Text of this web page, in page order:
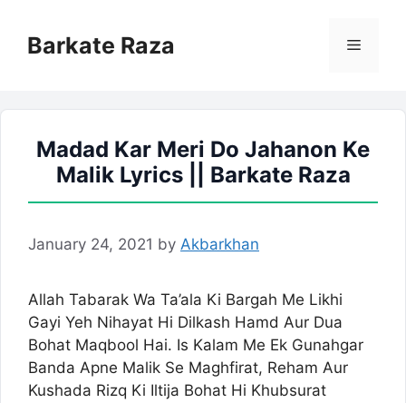
contentBarkate Raza Menu
Madad Kar Meri Do Jahanon Ke
Malik Lyrics || Barkate Raza
January 24, 2021 by Akbarkhan
Allah Tabarak Wa Ta’ala Ki Bargah Me Likhi
Gayi Yeh Nihayat Hi Dilkash Hamd Aur Dua
Bohat Maqbool Hai. Is Kalam Me Ek Gunahgar
Banda Apne Malik Se Maghfirat, Reham Aur
Kushada Rizq Ki Iltija Bohat Hi Khubsurat